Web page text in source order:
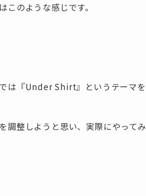
このような感じです。